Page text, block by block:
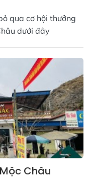
qua cơ hội thưởng
dưới đây
Châu